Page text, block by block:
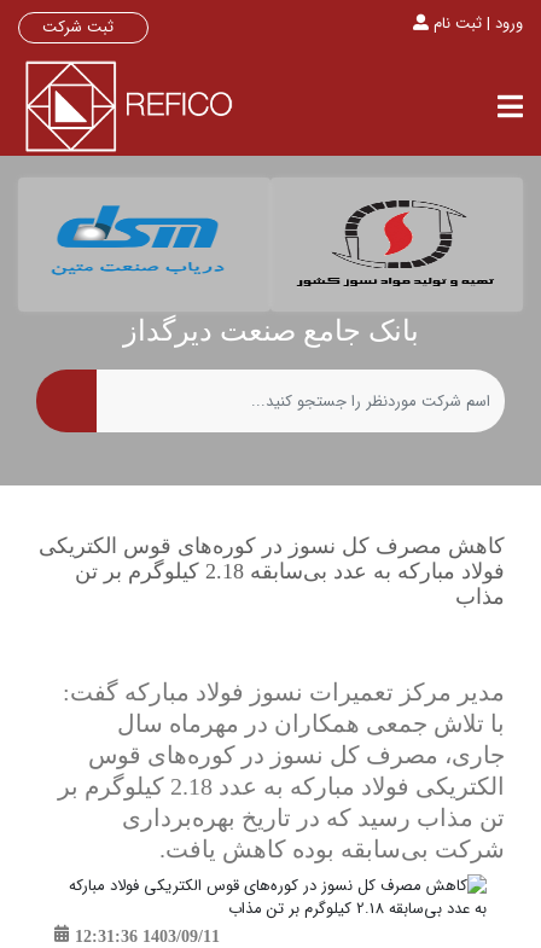
ورود | ثبت نام ثبت شرکت
بانک جامع صنعت دیرگداز
کاهش مصرف کل نسوز در کوره‌های قوس الکتریکی
فولاد مبارکه به عدد بی‌سابقه 2.18 کیلوگرم بر تن
مذاب
مدیر مرکز تعمیرات نسوز فولاد مبارکه گفت:
با تلاش جمعی همکاران در مهرماه سال
جاری، مصرف کل نسوز در کوره‌های قوس
الکتریکی فولاد مبارکه به عدد 2.18 کیلوگرم بر
تن مذاب رسید که در تاریخ بهره‌برداری
شرکت بی‌سابقه بوده کاهش یافت.
1403/09/11 12:31:36